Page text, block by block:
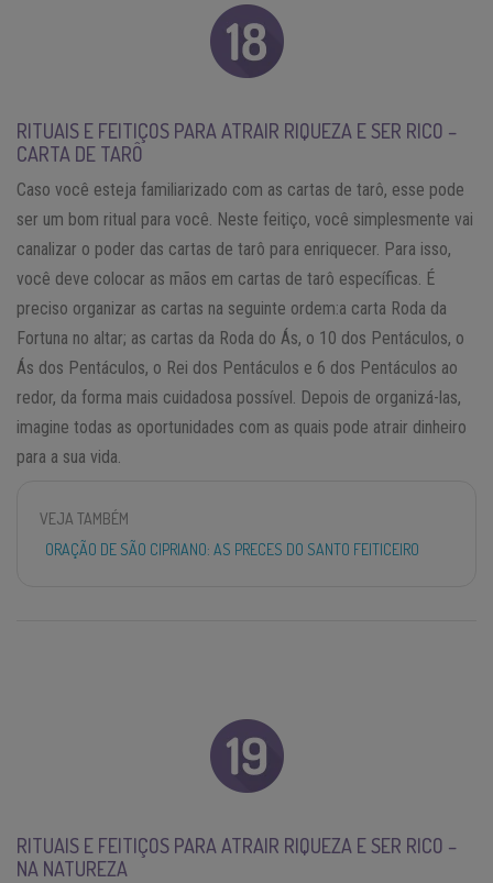
RITUAIS E FEITIÇOS PARA ATRAIR RIQUEZA E SER RICO –
CARTA DE TARÔ
Caso você esteja familiarizado com as cartas de tarô, esse pode
ser um bom ritual para você. Neste feitiço, você simplesmente vai
canalizar o poder das cartas de tarô para enriquecer. Para isso,
você deve colocar as mãos em cartas de tarô específicas. É
preciso organizar as cartas na seguinte ordem:a carta Roda da
Fortuna no altar; as cartas da Roda do Ás, o 10 dos Pentáculos, o
Ás dos Pentáculos, o Rei dos Pentáculos e 6 dos Pentáculos ao
redor, da forma mais cuidadosa possível. Depois de organizá-las,
imagine todas as oportunidades com as quais pode atrair dinheiro
para a sua vida.
VEJA TAMBÉM
ORAÇÃO DE SÃO CIPRIANO: AS PRECES DO SANTO FEITICEIRO
RITUAIS E FEITIÇOS PARA ATRAIR RIQUEZA E SER RICO –
NA NATUREZA